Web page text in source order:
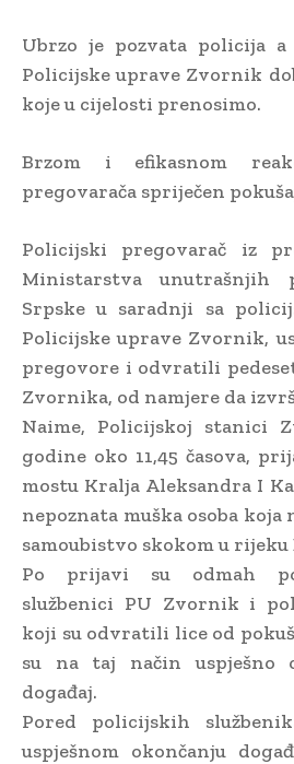
Ubrzo je pozvata policija
Policijske uprave Zvornik
koje u cijelosti prenosimo.
Brzom i efikasnom
pregovarača spriječen
Policijski pregovarač iz
Ministarstva unutrašnjih
Srpske u saradnji sa
Policijske uprave Zvornik,
pregovore i odvratili
Zvornika, od namjere da
Naime, Policijskoj stanici
godine oko 11,45 časova,
mostu Kralja Aleksandra I
nepoznata muška osoba
samoubistvo skokom u rijeku
Po prijavi su odmah
službenici PU Zvornik i
koji su odvratili lice od
su na taj način uspješno
događaj.
Pored policijskih
uspješnom okončanju